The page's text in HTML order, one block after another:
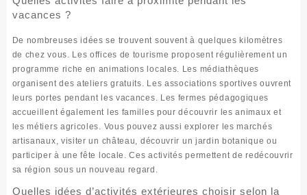
vacances ?
De nombreuses idées se trouvent souvent à quelques kilomètres
de chez vous. Les offices de tourisme proposent régulièrement un
programme riche en animations locales. Les médiathèques
organisent des ateliers gratuits. Les associations sportives ouvrent
leurs portes pendant les vacances. Les fermes pédagogiques
accueillent également les familles pour découvrir les animaux et
les métiers agricoles. Vous pouvez aussi explorer les marchés
artisanaux, visiter un château, découvrir un jardin botanique ou
participer à une fête locale. Ces activités permettent de redécouvrir
sa région sous un nouveau regard.
Quelles idées d’activités extérieures choisir selon la